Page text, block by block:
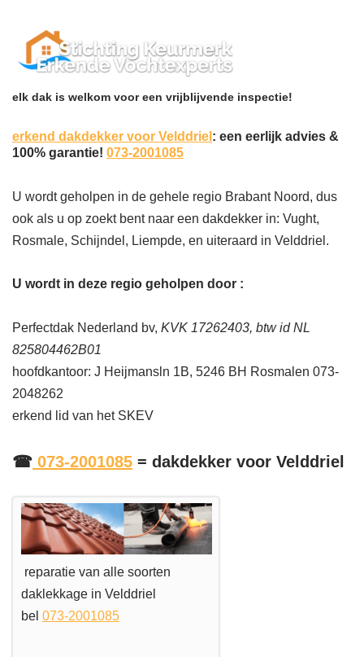
elk dak is welkom voor een vrijblijvende inspectie!
erkend dakdekker voor Velddriel : een eerlijk advies &
100% garantie! 073-2001085
U wordt geholpen in de gehele regio Brabant Noord, dus
ook als u op zoekt bent naar een dakdekker in: Vught,
Rosmale, Schijndel, Liempde, en uiteraard in Velddriel.
U wordt in deze regio geholpen door :
Perfectdak Nederland bv, KVK 17262403, btw id NL
825804462B01
hoofdkantoor: J Heijmansln 1B, 5246 BH Rosmalen 073-
2048262
erkend lid van het SKEV
☎ 073-2001085 = dakdekker voor Velddriel
reparatie van alle soorten
daklekkage in Velddriel
bel 073-2001085